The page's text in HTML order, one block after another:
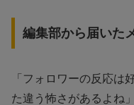
編集部から届いた
「フォロワーの反応は
た違う怖さがあるよね」